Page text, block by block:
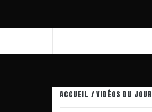
ACCUEIL VIDÉOS DU JOUR